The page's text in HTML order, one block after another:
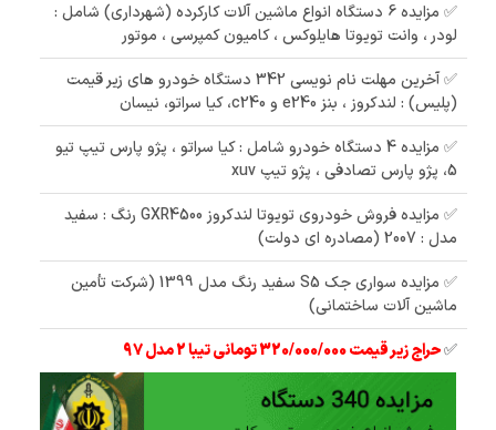
✅ مزایده 6 دستگاه انواع ماشین آلات کارکرده (شهرداری) شامل :
لودر ، وانت تویوتا هایلوکس ، کامیون کمپرسی ، موتور
✅ آخرین مهلت نام نویسی 342 دستگاه خودرو های زیر قیمت
(پلیس) : لندکروز ، بنز e240 و c240، کیا سراتو، نیسان
✅ مزایده 4 دستگاه خودرو شامل : کیا سراتو ، پژو پارس تیپ تیو
5، پژو پارس تصادفی ، پژو تیپ xuv
✅ مزایده فروش خودروی تویوتا لندکروز GXR4500 رنگ : سفید
مدل : 2007 (مصادره ای دولت)
✅ مزایده سواری جک S5 سفید رنگ مدل 1399 (شرکت تأمین
ماشین آلات ساختمانی)
✅حراج زیر قیمت 320/000/000 تومانی تیبا 2 مدل 97